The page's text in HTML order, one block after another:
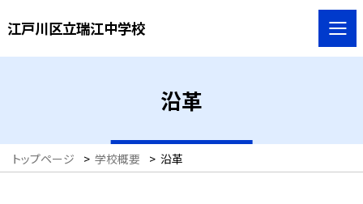
江戸川区立瑞江中学校
沿革
トップページ > 学校概要 > 沿革